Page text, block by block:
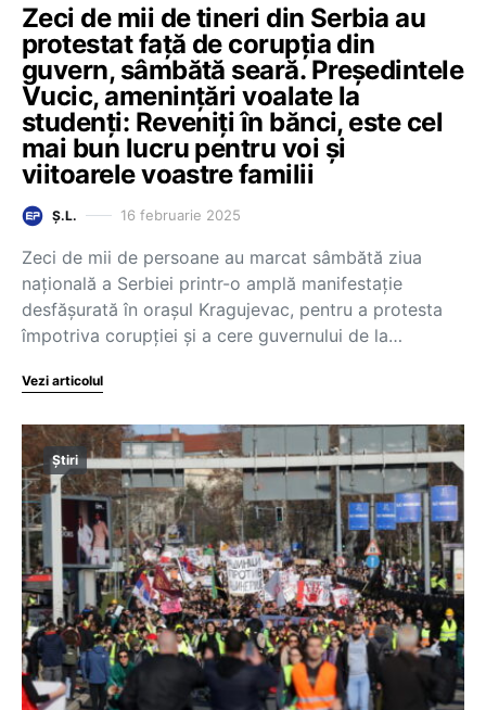
Zeci de mii de tineri din Serbia au
protestat față de corupția din
guvern, sâmbătă seară. Președintele
Vucic, amenințări voalate la
studenți: Reveniți în bănci, este cel
mai bun lucru pentru voi și
viitoarele voastre familii
Ș.L. 16 februarie 2025
Zeci de mii de persoane au marcat sâmbătă ziua
națională a Serbiei printr-o amplă manifestație
desfășurată în orașul Kragujevac, pentru a protesta
împotriva corupției și a cere guvernului de la…
Vezi articolul
Știri